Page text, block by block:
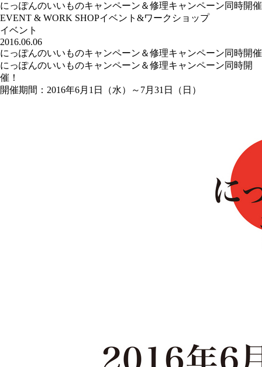
にっぽんのいいものキャンペーン＆修理キャンペーン同時開催
EVENT & WORK SHOPイベント&ワークショップ
イベント
2016.06.06
にっぽんのいいものキャンペーン＆修理キャンペーン同時開催
にっぽんのいいものキャンペーン＆修理キャンペーン同時開
催！
開催期間：2016年6月1日（水）～7月31日（日）